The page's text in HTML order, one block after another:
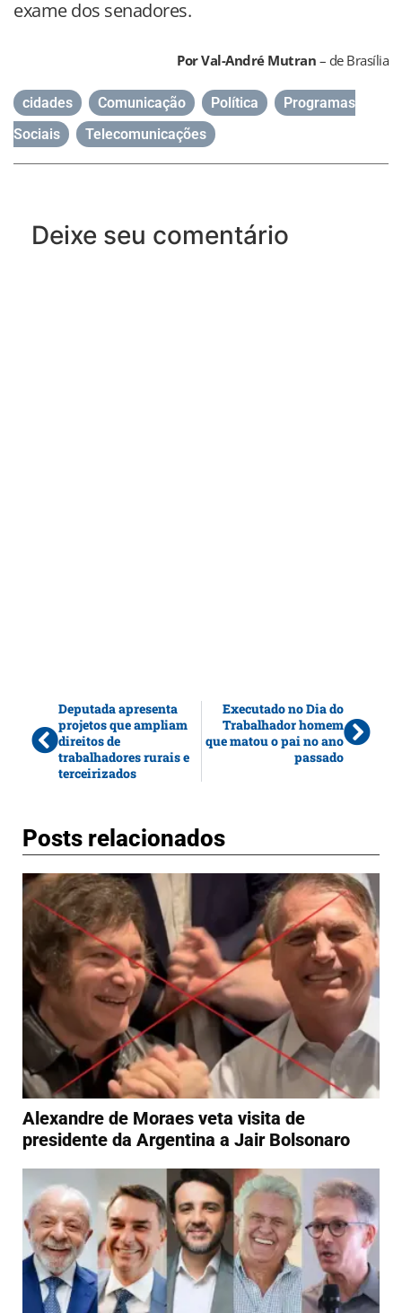
exame dos senadores.
Por Val-André Mutran – de Brasília
cidades Comunicação Política
Programas
Sociais
Telecomunicações
Deixe seu comentário
Deputada apresenta
projetos que ampliam
direitos de
trabalhadores rurais e
terceirizados
Executado no Dia do
Trabalhador homem
que matou o pai no ano
passado
Posts relacionados
Alexandre de Moraes veta visita de
presidente da Argentina a Jair Bolsonaro